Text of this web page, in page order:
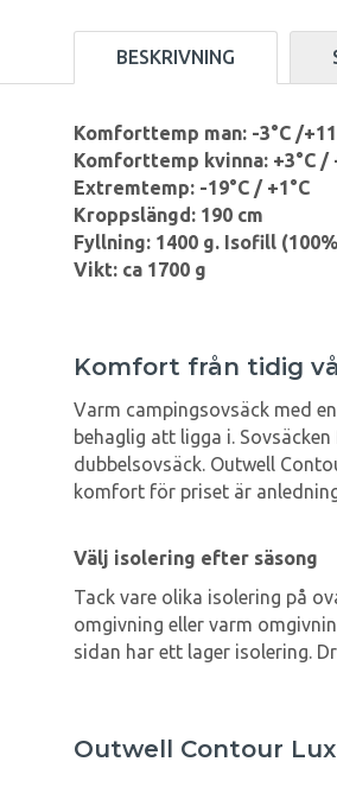
BESKRIVNING
Komforttemp man: -3°C /
Komforttemp kvinna: +3°C /
Extremtemp: -19°C / +1°C
Kroppslängd: 190 cm
Fyllning: 1400 g. Isofill
Vikt: ca 1700 g
Komfort från tidig
Varm campingsovsäck med
behaglig att ligga i.
dubbelsovsäck. Outwell
komfort för priset är
Välj isolering efter säsong
Tack vare olika isolering på
omgivning eller varm
sidan har ett lager isolering.
Outwell Contour